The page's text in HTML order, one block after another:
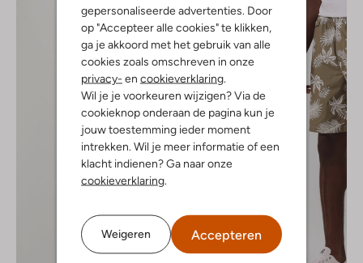
gepersonaliseerde advertenties. Door
op "Accepteer alle cookies" te klikken,
ga je akkoord met het gebruik van alle
cookies zoals omschreven in onze
privacy- en cookieverklaring
Wil je je voorkeuren wijzigen? Via de
cookieknop onderaan de pagina kun je
jouw toestemming ieder moment
intrekken. Wil je meer informatie of een
klacht indienen? Ga naar onze
cookieverklaring
Weigeren Accepteren